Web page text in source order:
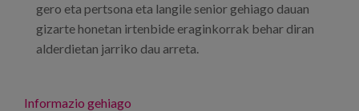
gero eta pertsona eta langile senior gehiago dauan
gizarte honetan irtenbide eraginkorrak behar diran
alderdietan jarriko dau arreta.
Informazio gehiago